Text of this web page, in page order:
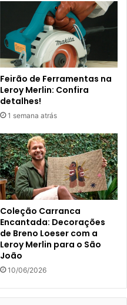
Feirão de Ferramentas na
Leroy Merlin: Confira
detalhes!
1 semana atrás
Coleção Carranca
Encantada: Decorações
de Breno Loeser com a
Leroy Merlin para o São
João
10/06/2026